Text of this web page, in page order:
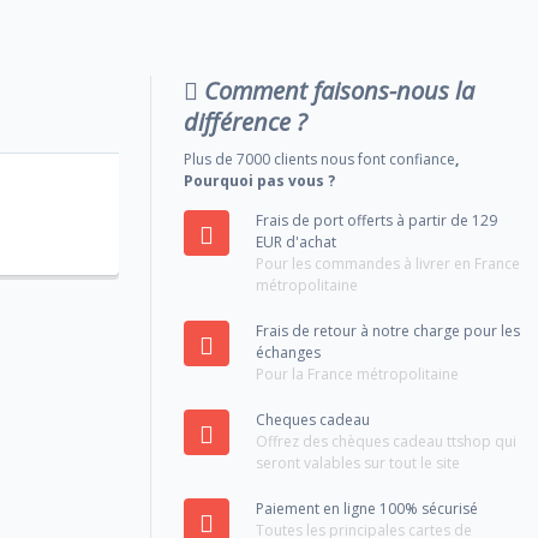
Comment faisons-nous la
différence ?
Plus de 7000 clients nous font confiance,
Pourquoi pas vous ?
Frais de port offerts à partir de 129
EUR d'achat
Pour les commandes à livrer en France
métropolitaine
Frais de retour à notre charge pour les
échanges
Pour la France métropolitaine
Cheques cadeau
Offrez des chèques cadeau ttshop qui
seront valables sur tout le site
Paiement en ligne 100% sécurisé
Toutes les principales cartes de